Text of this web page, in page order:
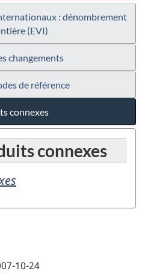
: dénombrement
(EVI)
changements
de référence
connexes
connexes
10-24